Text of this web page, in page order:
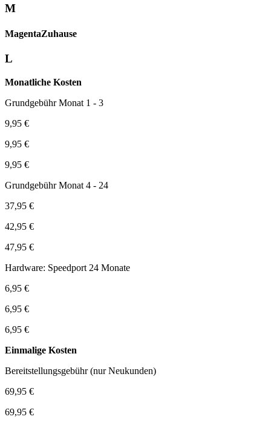
M
Magenta­Zuhause
L
Monatliche Kosten
Grundgebühr Monat 1 - 3
9,95 €
9,95 €
9,95 €
Grundgebühr Monat 4 - 24
37,95 €
42,95 €
47,95 €
Hardware: Speedport 24 Monate
6,95 €
6,95 €
6,95 €
Einmalige Kosten
Bereitstellungsgebühr (nur Neukunden)
69,95 €
69,95 €